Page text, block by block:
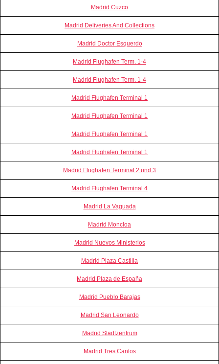
Madrid Cuzco
Madrid Deliveries And Collections
Madrid Doctor Esquerdo
Madrid Flughafen Term. 1-4
Madrid Flughafen Term. 1-4
Madrid Flughafen Terminal 1
Madrid Flughafen Terminal 1
Madrid Flughafen Terminal 1
Madrid Flughafen Terminal 1
Madrid Flughafen Terminal 2 und 3
Madrid Flughafen Terminal 4
Madrid La Vaguada
Madrid Moncloa
Madrid Nuevos Ministerios
Madrid Plaza Castilla
Madrid Plaza de España
Madrid Pueblo Barajas
Madrid San Leonardo
Madrid Stadtzentrum
Madrid Tres Cantos